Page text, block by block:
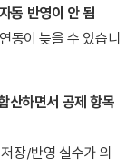
동 반영이 안 됨
동이 늦을 수 있습니
산하면서 공제 항목
장/반영 실수가 의